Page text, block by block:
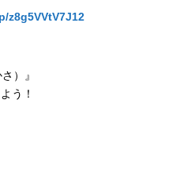
z8g5VVtV7J12
）』
う！